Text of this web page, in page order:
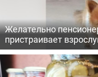
Желательно
пристраивает